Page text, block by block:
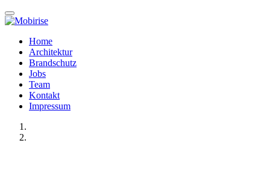
Home
Architektur
Brandschutz
Jobs
Team
Kontakt
Impressum